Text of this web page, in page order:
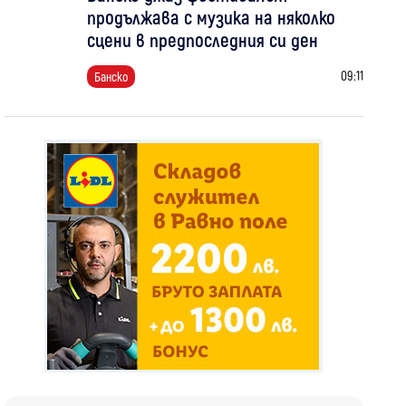
продължава с музика на няколко
сцени в предпоследния си ден
Банско 09:11